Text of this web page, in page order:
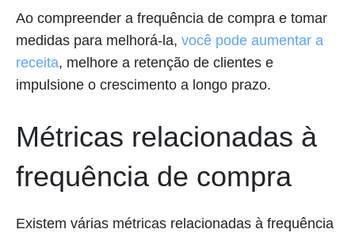
Ao compreender a frequência de compra e tomar
medidas para melhorá-la, você pode aumentar a
receita, melhore a retenção de clientes e
impulsione o crescimento a longo prazo.
Métricas relacionadas à
frequência de compra
Existem várias métricas relacionadas à frequência